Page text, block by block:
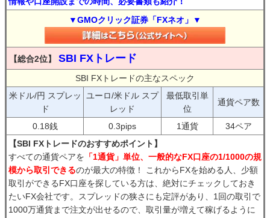
▼GMOクリック証券「FXネオ」▼
【総合2位】 SBI FXトレード
SBI FXトレードの主なスペック
米ドル/円 スプレッ
ド
ユーロ/米ドル スプ
レッド
最低取引単
位
通貨ペア数
0.18銭 0.3pips 1通貨
34ペア
【SBI FXトレードのおすすめポイント】
すべての通貨ペアを 「1通貨」単位、一般的なFX口座の1/1000の規
模から取引できるのが最大の特徴！ これからFXを始める人、少額
取引ができるFX口座を探している方は、絶対にチェックしておき
たいFX会社です。スプレッドの狭さにも定評があり、1回の取引で
1000万通貨まで注文が出せるので、取引量が増えて稼げるように